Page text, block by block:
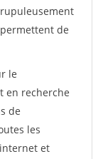
de
le
en recherche
de
les
et